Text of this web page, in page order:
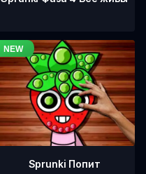
Sprunki Попит